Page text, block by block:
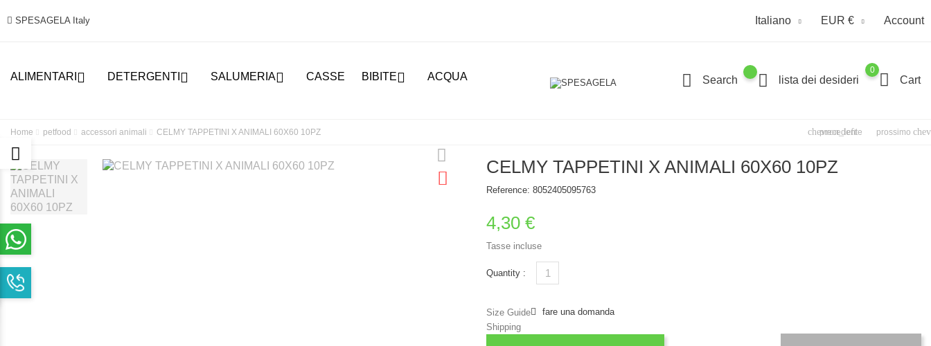
SPESAGELA Italy Italiano EUR € Account
ALIMENTARI  DETERGENTI  SALUMERIA CASSE BIBITE ACQUA Search lista dei desideri
0
Cart
Home petfood accessori animali CELMY TAPPETINI X ANIMALI 60X60 10PZ chevron_left
precedente prossimo
CELMY TAPPETINI X ANIMALI 60X60 10PZ
Reference: 8052405095763
4,30 €
Tasse incluse
Quantity :
Size Guide
Shipping
fare una domanda